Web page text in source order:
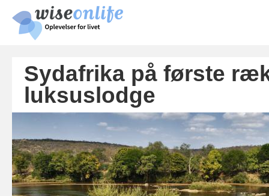
Sydafrika på første
luksuslodge